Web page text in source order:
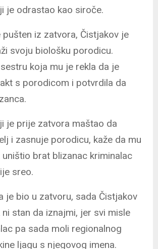
je odrastao kao siroče.
pušten iz zatvora, Čistjakov je
svoju biološku porodicu.
koja mu je rekla da je
s porodicom i potvrdila da
je prije zatvora maštao da
i zasnuje porodicu, kaže da mu
uništio brat blizanac kriminalac
sreo.
je bio u zatvoru, sada Čistjakov
ni stan da iznajmi, jer svi misle
pa sada moli regionalnog
ljagu s njegovog imena.